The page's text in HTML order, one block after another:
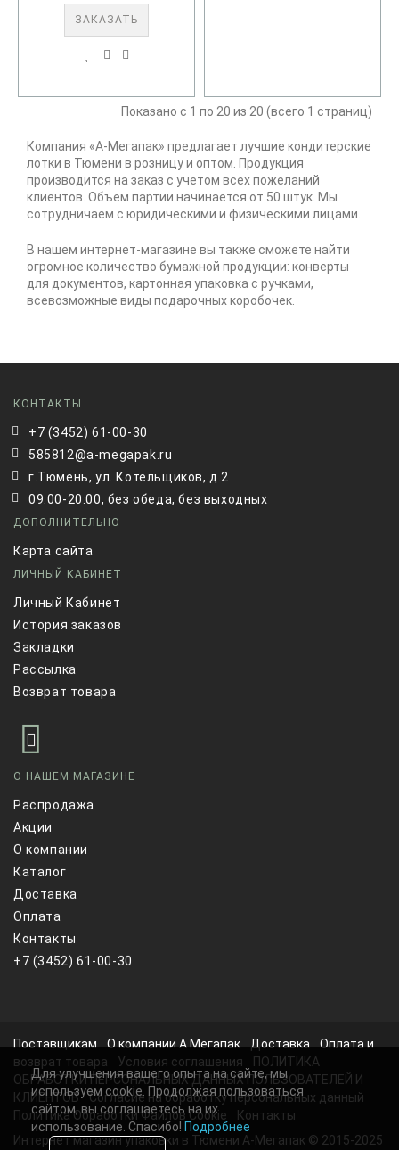
ЗАКАЗАТЬ
Показано с 1 по 20 из 20 (всего 1 страниц)
Компания «А-Мегапак» предлагает лучшие кондитерские
лотки в Тюмени в розницу и оптом. Продукция
производится на заказ с учетом всех пожеланий
клиентов. Объем партии начинается от 50 штук. Мы
сотрудничаем с юридическими и физическими лицами.
В нашем интернет-магазине вы также сможете найти
огромное количество бумажной продукции: конверты
для документов, картонная упаковка с ручками,
всевозможные виды подарочных коробочек.
КОНТАКТЫ
+7 (3452) 61-00-30
585812@a-megapak.ru
г.Тюмень, ул. Котельщиков, д.2
09:00-20:00, без обеда, без выходных
ДОПОЛНИТЕЛЬНО
Карта сайта
ЛИЧНЫЙ КАБИНЕТ
Личный Кабинет
История заказов
Закладки
Рассылка
Возврат товара
О НАШЕМ МАГАЗИНЕ
Распродажа
Акции
О компании
Каталог
Доставка
Оплата
Контакты
+7 (3452) 61-00-30
Поставщикам О компании А Мегапак Доставка
Оплата и
возврат товара
Условия соглашения
ПОЛИТИКА
ОБРАБОТКИ ПЕРСОНАЛЬНЫХ ДАННЫХ ПОЛЬЗОВАТЕЛЕЙ И
КЛИЕНТОВ
Согласие на обработку персональных данный
Политика Обработки Файлов Cookie
Контакты
Интернет магазин упаковки в Тюмени А-Мегапак © 2015-2025
Для улучшения вашего опыта на сайте, мы
используем cookie. Продолжая пользоваться
сайтом, вы соглашаетесь на их
использование. Спасибо! Подробнее